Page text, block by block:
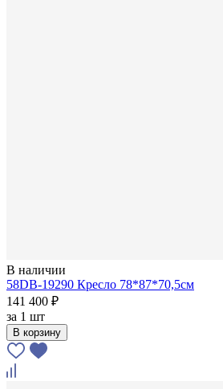
В наличии
58DB-19290 Кресло 78*87*70,5см
141 400 ₽
за 1 шт
В корзину